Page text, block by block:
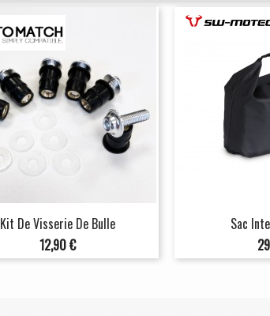
Kit De Visserie De Bulle
Prix
12,90 €
Sac